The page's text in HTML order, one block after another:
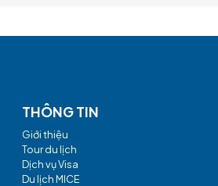
độc đáo, thu hút hàng ngàn
động vui chơi giải trí tạo nên
người dân địa phương.